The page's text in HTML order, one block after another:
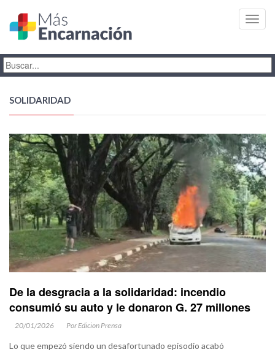
SOLIDARIDAD
De la desgracia a la solidaridad: incendio
consumió su auto y le donaron G. 27 millones
20/01/2026 Por Edicion Prensa
Lo que empezó siendo un desafortunado episodio acabó